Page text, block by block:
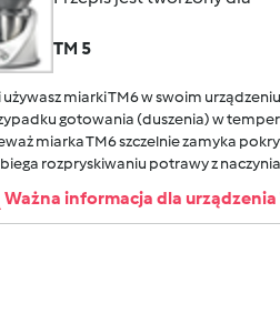
TM 5
używasz miarki TM6 w swoim
gotowania (duszenia) w
miarka TM6 szczelnie zamyka
rozpryskiwaniu potrawy z
Ważna informacja dla urządzenia